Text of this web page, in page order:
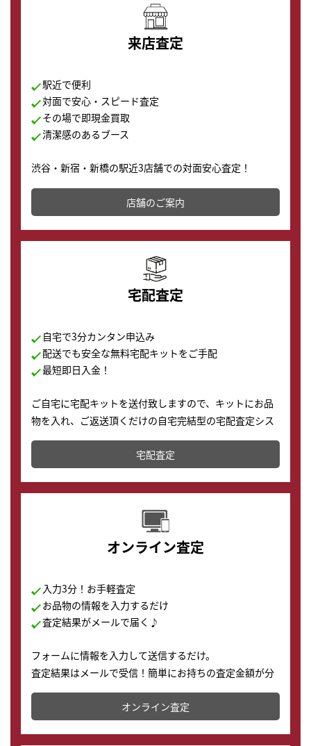
来店査定
駅近で便利
対面で安心・スピード査定
その場で即現金買取
清潔感のあるブース
渋谷・新宿・新橋の駅近3店舗での対面安心査定！
その場で現金買取致します。渋谷本店では、時計販売の
店舗を併設しており、下取りに出してお得に新しい時計
の購入もできます♪
店舗のご案内
宅配査定
自宅で3分カンタン申込み
配送でも安全な無料宅配キットをご手配
最短即日入金！
ご自宅に宅配キットを送付致しますので、キットにお品
物を入れ、ご返送頂くだけの自宅完結型の宅配査定シス
テムです。
配送でも簡単&安全に査定・買取に出すことが可能で
す。
宅配査定
オンライン査定
入力3分！お手軽査定
お品物の情報を入力するだけ
査定結果がメールで届く♪
フォームに情報を入力して送信するだけ。
査定結果はメールで受信！簡単にお持ちの査定金額が分
かります。
オンライン査定